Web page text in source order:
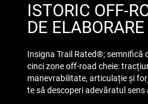
ISTORIC OFF-
DE ELABORARE
Insigna Trail Rated®; semnifică
cinci zone off-road cheie:
manevrabilitate, articulație și
te să descoperi adevăratul sens